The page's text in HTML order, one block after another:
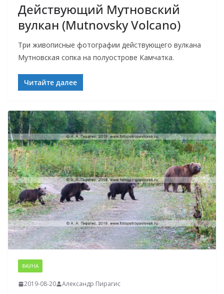
Действующий Мутновский
вулкан (Mutnovsky Volcano)
Три живописные фотографии действующего вулкана
Мутновская сопка на полуострове Камчатка.
Читайте далее
ФАУНА
2019-08-20 Александр Пирагис